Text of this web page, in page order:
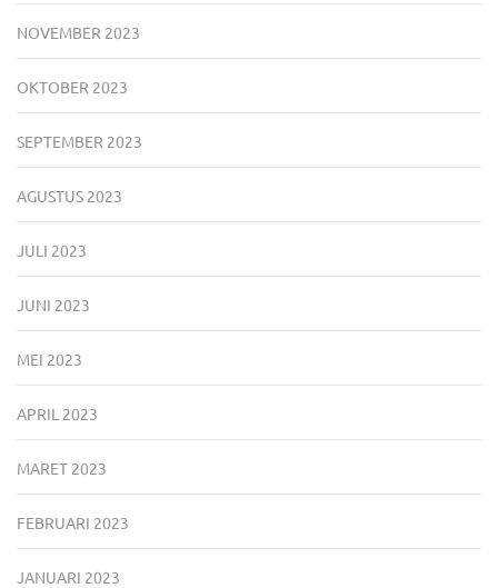
NOVEMBER 2023
OKTOBER 2023
SEPTEMBER 2023
AGUSTUS 2023
JULI 2023
JUNI 2023
MEI 2023
APRIL 2023
MARET 2023
FEBRUARI 2023
JANUARI 2023